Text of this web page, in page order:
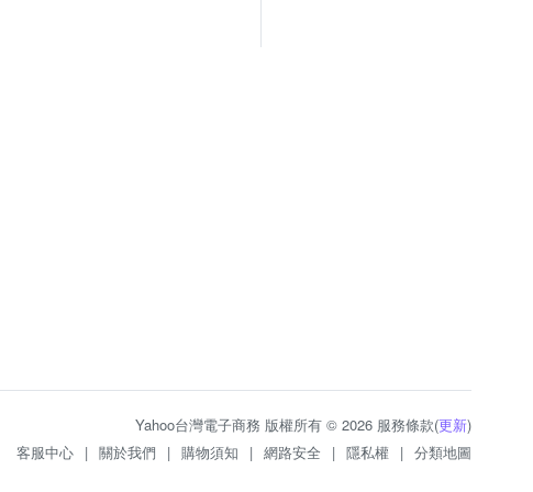
Yahoo台灣電子商務 版權所有 © 2026 服務條款(更新)
客服中心 | 關於我們 | 購物須知 | 網路安全 | 隱私權 | 分類地圖